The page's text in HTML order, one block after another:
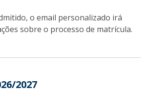
o email personalizado irá
sobre o processo de matrícula.
2027